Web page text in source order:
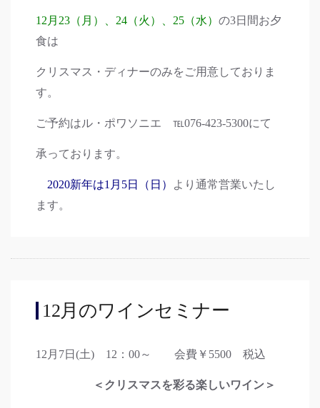
12月23（月）、24（火）、25（水） の3日間お夕
食は
クリスマス・ディナーのみをご用意しておりま
す。
ご予約はル・ポワソニエ ℡076-423-5300にて
承っております。
2020新年は1月5日（日）
より通常営業いたし
ます。
12月のワインセミナー
12月7日(土) 12：00～ 会費￥5500 税込
＜クリスマスを彩る楽しいワイン＞